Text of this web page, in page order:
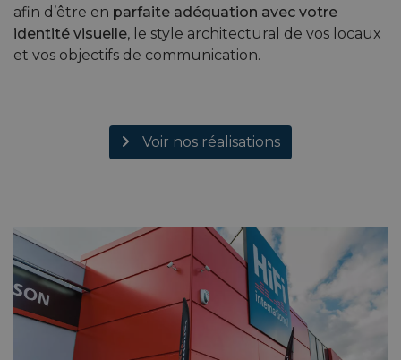
afin d’être en parfaite adéquation avec votre
identité visuelle, le style architectural de vos locaux
et vos objectifs de communication.
Voir nos réalisations